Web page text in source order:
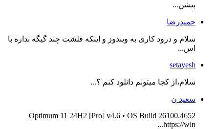
پیشن...
حمیدرضا
سلام و درود کاری به ویندوز و اینکه فلشت چند گیگه نداره با
اس...
setayesh
سلام،از کجا میتونم دانلود کنم ؟...
سعید ن
Optimum 11 24H2 [Pro] v4.6 • OS Build 26100.4652
https://win...